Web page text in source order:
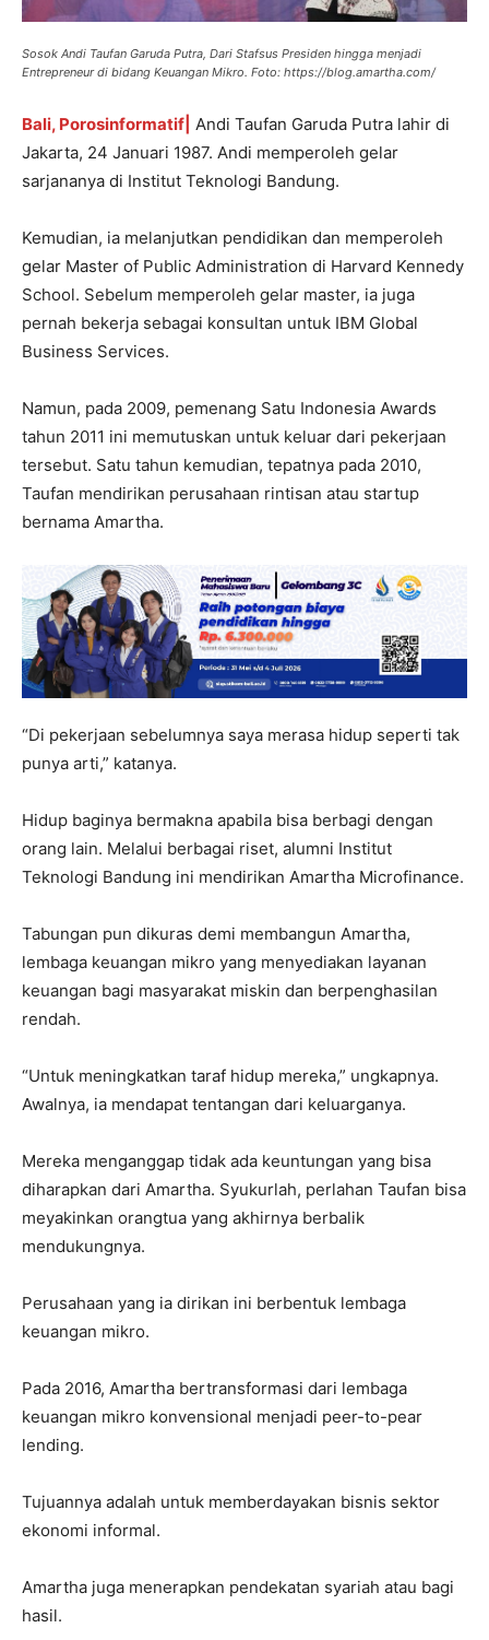
Sosok Andi Taufan Garuda Putra, Dari Stafsus Presiden hingga menjadi
Entrepreneur di bidang Keuangan Mikro. Foto: https://blog.amartha.com/
Bali, Porosinformatif| Andi Taufan Garuda Putra lahir di
Jakarta, 24 Januari 1987. Andi memperoleh gelar
sarjananya di Institut Teknologi Bandung.
Kemudian, ia melanjutkan pendidikan dan memperoleh
gelar Master of Public Administration di Harvard Kennedy
School. Sebelum memperoleh gelar master, ia juga
pernah bekerja sebagai konsultan untuk IBM Global
Business Services.
Namun, pada 2009, pemenang Satu Indonesia Awards
tahun 2011 ini memutuskan untuk keluar dari pekerjaan
tersebut. Satu tahun kemudian, tepatnya pada 2010,
Taufan mendirikan perusahaan rintisan atau startup
bernama Amartha.
“Di pekerjaan sebelumnya saya merasa hidup seperti tak
punya arti,” katanya.
Hidup baginya bermakna apabila bisa berbagi dengan
orang lain. Melalui berbagai riset, alumni Institut
Teknologi Bandung ini mendirikan Amartha Microfinance.
Tabungan pun dikuras demi membangun Amartha,
lembaga keuangan mikro yang menyediakan layanan
keuangan bagi masyarakat miskin dan berpenghasilan
rendah.
“Untuk meningkatkan taraf hidup mereka,” ungkapnya.
Awalnya, ia mendapat tentangan dari keluarganya.
Mereka menganggap tidak ada keuntungan yang bisa
diharapkan dari Amartha. Syukurlah, perlahan Taufan bisa
meyakinkan orangtua yang akhirnya berbalik
mendukungnya.
Perusahaan yang ia dirikan ini berbentuk lembaga
keuangan mikro.
Pada 2016, Amartha bertransformasi dari lembaga
keuangan mikro konvensional menjadi peer-to-pear
lending.
Tujuannya adalah untuk memberdayakan bisnis sektor
ekonomi informal.
Amartha juga menerapkan pendekatan syariah atau bagi
hasil.